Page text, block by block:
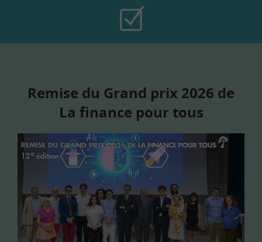
Remise du Grand prix 2026 de
La finance pour tous